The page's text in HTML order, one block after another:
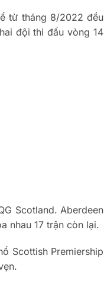
từ tháng 8/2022 đều
đội thi đấu vòng 14
Scotland. Aberdeen
nhau 17 trận còn lại.
Scottish Premiership